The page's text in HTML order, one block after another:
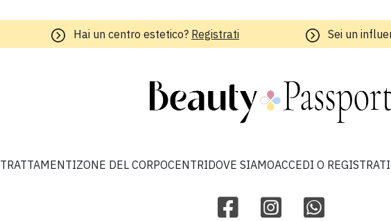
Hai un centro estetico? Registrati Sei un
TRATTAMENTIZONE DEL CORPOCENTRIDOVE SIAMOACCEDI O REGISTRATI